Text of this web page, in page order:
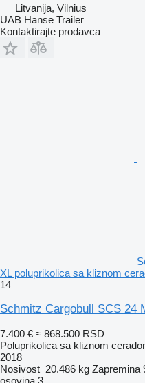
Litvanija, Vilnius
UAB Hanse Trailer
Kontaktirajte prodavca
XL poluprikolica sa kliznom
14
Schmitz Cargobull SCS 24
7.400 € ≈ 868.500 RSD
Poluprikolica sa kliznom
2018
Nosivost 20.486 kg Zapremina
osovina 3